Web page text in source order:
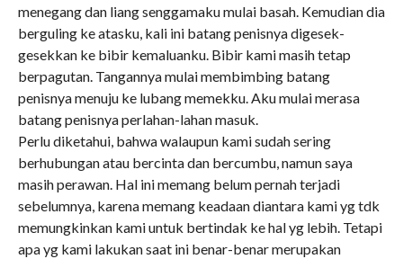
menegang dan liang senggamaku mulai basah. Kemudian dia
berguling ke atasku, kali ini batang penisnya digesek-
gesekkan ke bibir kemaluanku. Bibir kami masih tetap
berpagutan. Tangannya mulai membimbing batang
penisnya menuju ke lubang memekku. Aku mulai merasa
batang penisnya perlahan-lahan masuk.
Perlu diketahui, bahwa walaupun kami sudah sering
berhubungan atau bercinta dan bercumbu, namun saya
masih perawan. Hal ini memang belum pernah terjadi
sebelumnya, karena memang keadaan diantara kami yg tdk
memungkinkan kami untuk bertindak ke hal yg lebih. Tetapi
apa yg kami lakukan saat ini benar-benar merupakan